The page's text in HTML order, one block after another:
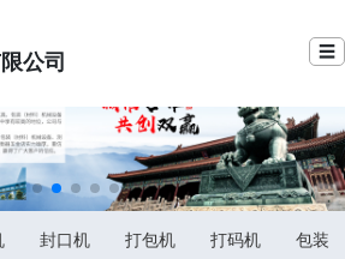
公司 ☰
封口机 打包机 打码机
包装